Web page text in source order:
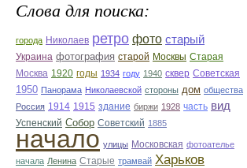
Слова для поиска:
города Николаев ретро фото старый
Украина фотография старой Москвы Старая
Москва 1920 годы 1934 году 1940 сквер Советская
1950 Панорама Николаевской стороны дом общества
Россия 1914 1915 здание биржи 1928 часть вид
Успенский Собор Советский 1885
начало улицы Московская фотоателье
начала Ленина Старые трамвай Харьков